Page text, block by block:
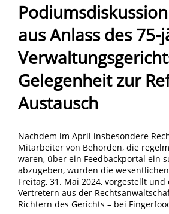
aus Anlass des
Gelegenheit zur
Austausch
Nachdem im April insbesondere
Mitarbeiter von Behörden, die
waren, über ein Feedbackportal ein
abzugeben, wurden die
Freitag, 31. Mai 2024, vorgestellt
Vertretern aus der
Richtern des Gerichts – bei